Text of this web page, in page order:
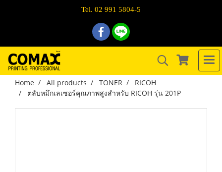
Tel. 02 991 5804-5
Home All products TONER
RICOH
ตลับหมึกเลเซอร์คุณภาพสูงสำหรับ RICOH รุ่น 201P